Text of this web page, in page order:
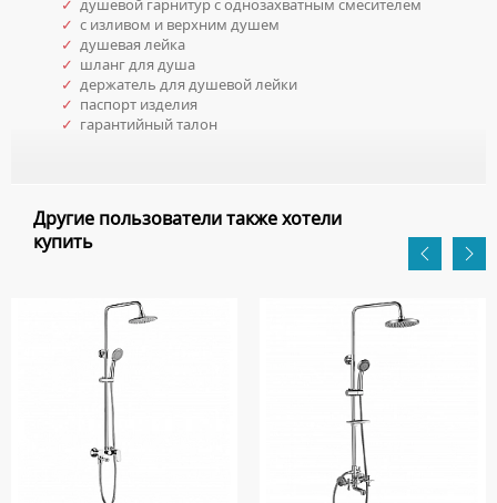
✓ душевой гарнитур с однозахватным смесителем
✓ с изливом и верхним душем
✓ душевая лейка
✓ шланг для душа
✓ держатель для душевой лейки
✓ паспорт изделия
✓ гарантийный талон
Другие пользователи также хотели
купить